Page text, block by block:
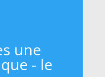
une
- le